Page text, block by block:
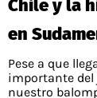
Chile y la
en
Pese a que
importante
nuestro